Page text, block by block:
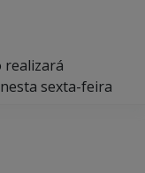
realizará
sexta-feira